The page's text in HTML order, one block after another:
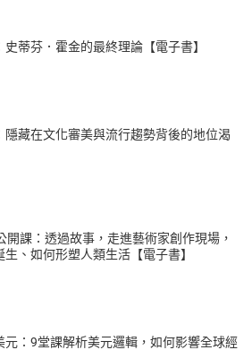
史蒂芬．霍金的最終理論【電子書】
隱藏在文化審美與流行趨勢背後的地位渴
開課：透過故事，走進藝術家創作現場，
、如何形塑人類生活【電子書】
元：9堂課解析美元邏輯，如何影響全球經